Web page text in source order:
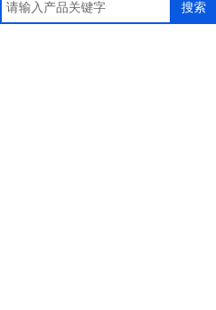
搜索